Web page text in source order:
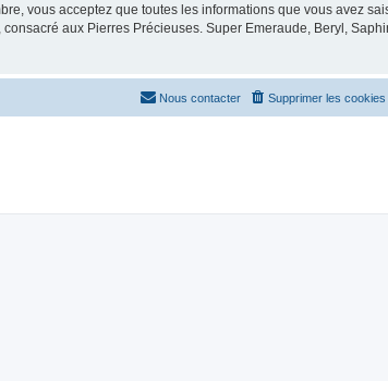
vous acceptez que toutes les informations que vous avez
aux Pierres Précieuses. Super Emeraude, Beryl,
Supprimer les cookies
Nous contacter